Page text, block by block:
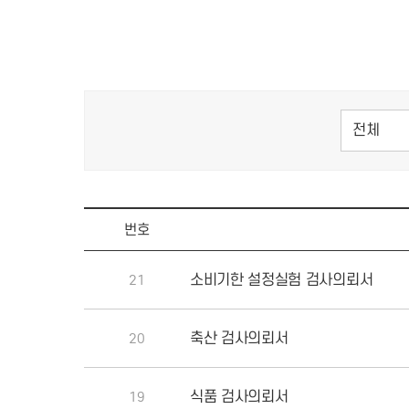
번호
21 소비기한 설정실험 검사의뢰서
20 축산 검사의뢰서
19 식품 검사의뢰서